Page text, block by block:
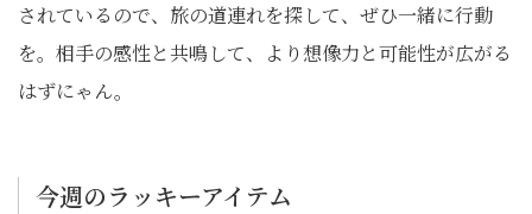
されているので、旅の道連れを探して、ぜひ一緒に行動
を。相手の感性と共鳴して、より想像力と可能性が広がる
はずにゃん。
今週のラッキーアイテム